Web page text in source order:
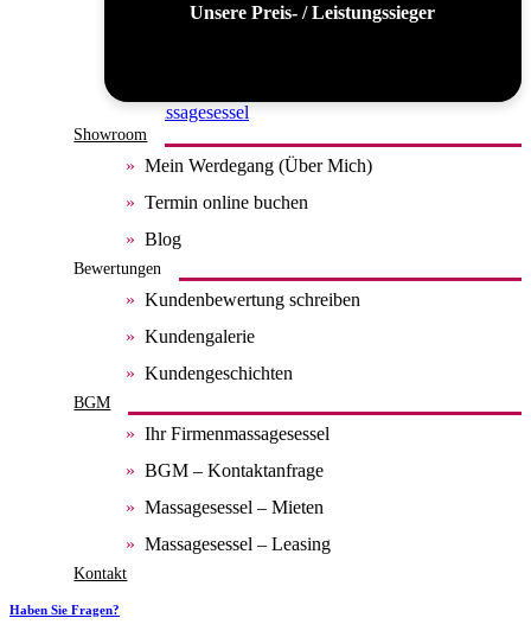
Unsere Preis- / Leistungssieger
Alle Massagesessel
Showroom
Mein Werdegang (Über Mich)
Termin online buchen
Blog
Bewertungen
Kundenbewertung schreiben
Kundengalerie
Kundengeschichten
BGM
Ihr Firmenmassagesessel
BGM – Kontaktanfrage
Massagesessel – Mieten
Massagesessel – Leasing
Kontakt
Haben Sie Fragen?